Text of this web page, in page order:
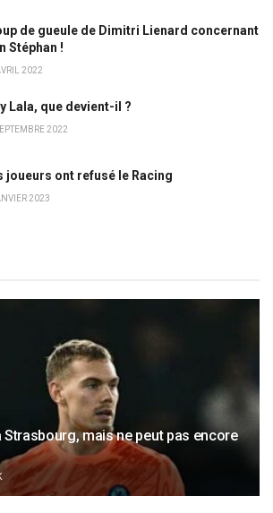
de gueule de Dimitri Lienard concernant
Stéphan !
2022
Lala, que devient-il ?
2022
joueurs ont refusé le Racing
2023
mais ne peut pas encore